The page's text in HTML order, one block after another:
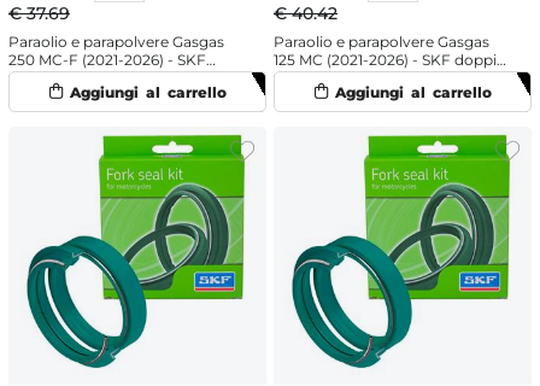
€ 37.69
Paraolio e parapolvere Gasgas
250 MC-F (2021-2026) - SKF
labbro doppio
€ 40.42
Paraolio e parapolvere Gasgas
125 MC (2021-2026) - SKF doppia
mescola